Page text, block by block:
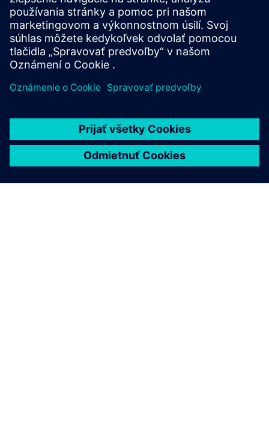
vnútorné alebo vonkajšie použitie, Mobile odoláva
náročným podmienkam.